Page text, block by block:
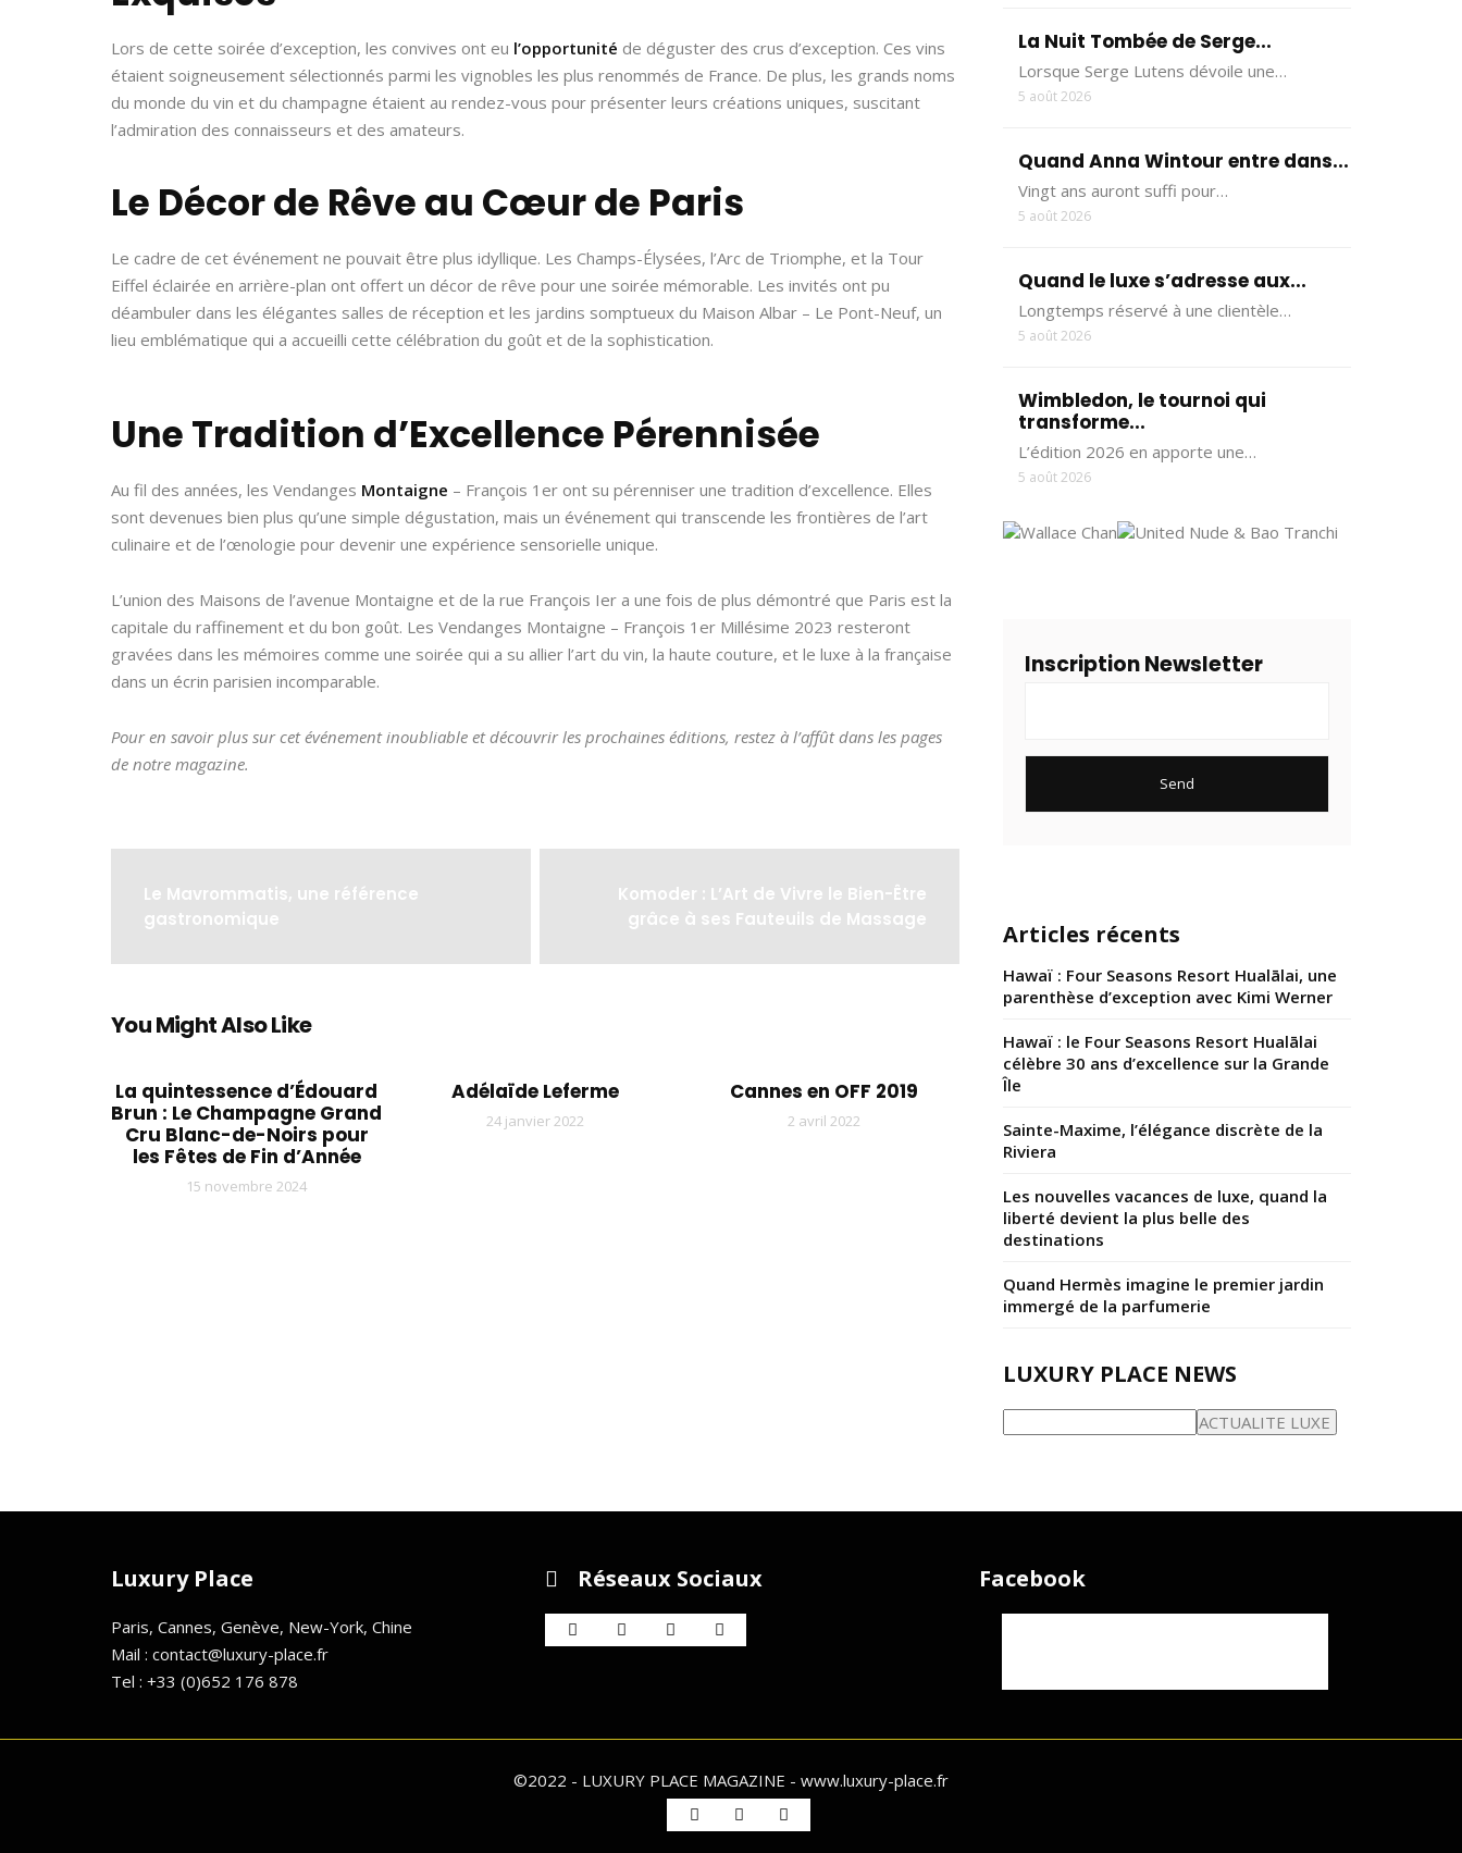
Lors de cette soirée d’exception, les convives ont eu l’opportunité de déguster des crus d’exception. Ces vins
étaient soigneusement sélectionnés parmi les vignobles les plus renommés de France. De plus, les grands noms
du monde du vin et du champagne étaient au rendez-vous pour présenter leurs créations uniques, suscitant
l’admiration des connaisseurs et des amateurs.
Le Décor de Rêve au Cœur de Paris
Le cadre de cet événement ne pouvait être plus idyllique. Les Champs-Élysées, l’Arc de Triomphe, et la Tour
Eiffel éclairée en arrière-plan ont offert un décor de rêve pour une soirée mémorable. Les invités ont pu
déambuler dans les élégantes salles de réception et les jardins somptueux du Maison Albar – Le Pont-Neuf, un
lieu emblématique qui a accueilli cette célébration du goût et de la sophistication.
Une Tradition d’Excellence Pérennisée
Au fil des années, les Vendanges Montaigne – François 1er ont su pérenniser une tradition d’excellence. Elles
sont devenues bien plus qu’une simple dégustation, mais un événement qui transcende les frontières de l’art
culinaire et de l’œnologie pour devenir une expérience sensorielle unique.
L’union des Maisons de l’avenue Montaigne et de la rue François Ier a une fois de plus démontré que Paris est la
capitale du raffinement et du bon goût. Les Vendanges Montaigne – François 1er Millésime 2023 resteront
gravées dans les mémoires comme une soirée qui a su allier l’art du vin, la haute couture, et le luxe à la française
dans un écrin parisien incomparable.
Pour en savoir plus sur cet événement inoubliable et découvrir les prochaines éditions, restez à l’affût dans les pages
de notre magazine.
Le Mavrommatis, une référence
gastronomique
Komoder : L’Art de Vivre le Bien-Être
grâce à ses Fauteuils de Massage
You Might Also Like
La quintessence d’Édouard
Brun : Le Champagne Grand
Cru Blanc-de-Noirs pour
les Fêtes de Fin d’Année
15 novembre 2024
Adélaïde Leferme
24 janvier 2022
Cannes en OFF 2019
2 avril 2022
La Nuit Tombée de Serge...
Lorsque Serge Lutens dévoile une…
5 août 2026
Quand Anna Wintour entre dans...
Vingt ans auront suffi pour…
5 août 2026
Quand le luxe s’adresse aux...
Longtemps réservé à une clientèle…
5 août 2026
Wimbledon, le tournoi qui
transforme...
L’édition 2026 en apporte une…
5 août 2026
Inscription Newsletter
Articles récents
Hawaï : Four Seasons Resort Hualālai, une
parenthèse d’exception avec Kimi Werner
Hawaï : le Four Seasons Resort Hualālai
célèbre 30 ans d’excellence sur la Grande
Île
Sainte-Maxime, l’élégance discrète de la
Riviera
Les nouvelles vacances de luxe, quand la
liberté devient la plus belle des
destinations
Quand Hermès imagine le premier jardin
immergé de la parfumerie
LUXURY PLACE NEWS
Luxury Place
Paris, Cannes, Genève, New-York, Chine
Mail : contact@luxury-place.fr
Tel : +33 (0)652 176 878
Réseaux Sociaux Facebook
©2022 - LUXURY PLACE MAGAZINE - www.luxury-place.fr